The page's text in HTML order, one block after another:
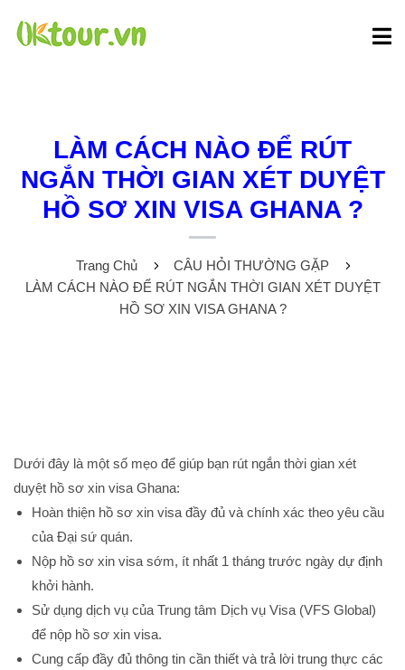
LÀM CÁCH NÀO ĐỂ RÚT
NGẮN THỜI GIAN XÉT DUYỆT
HỒ SƠ XIN VISA GHANA ?
Trang Chủ
CÂU HỎI THƯỜNG GẶP
LÀM CÁCH NÀO ĐỂ RÚT NGẮN THỜI GIAN XÉT DUYỆT
HỒ SƠ XIN VISA GHANA ?
Dưới đây là một số mẹo để giúp bạn rút ngắn thời gian xét
duyệt hồ sơ xin visa Ghana:
Hoàn thiện hồ sơ xin visa đầy đủ và chính xác theo yêu cầu
của Đại sứ quán.
Nộp hồ sơ xin visa sớm, ít nhất 1 tháng trước ngày dự định
khởi hành.
Sử dụng dịch vụ của Trung tâm Dịch vụ Visa (VFS Global)
để nộp hồ sơ xin visa.
Cung cấp đầy đủ thông tin cần thiết và trả lời trung thực các